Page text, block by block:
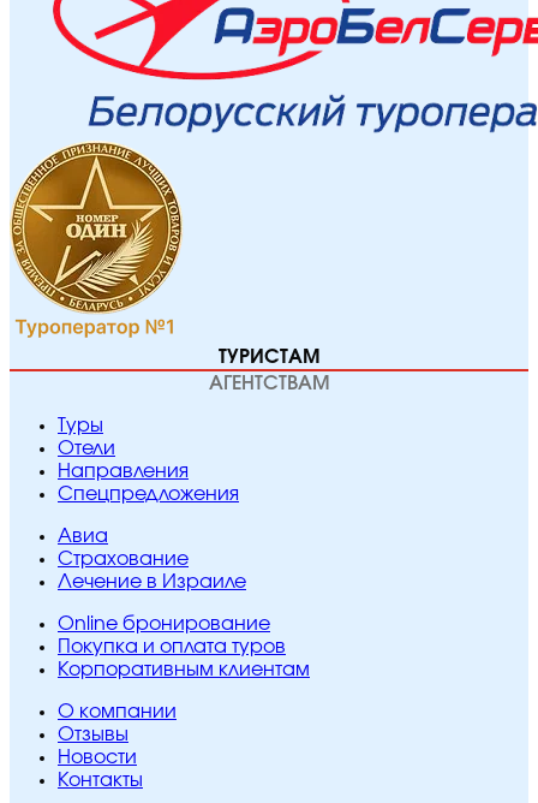
ТУРИСТАМ
АГЕНТСТВАМ
Туры
Отели
Направления
Спецпредложения
Авиа
Страхование
Лечение в Израиле
Online бронирование
Покупка и оплата туров
Корпоративным клиентам
O компании
Отзывы
Новости
Контакты